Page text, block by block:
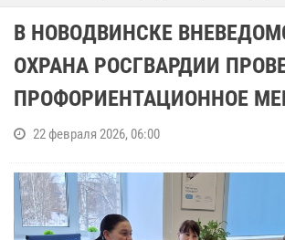
В НОВОДВИНСКЕ
ОХРАНА РОСГВАРДИИ
ПРОФОРИЕНТАЦИОННОЕ
22 февраля 2026, 06:00